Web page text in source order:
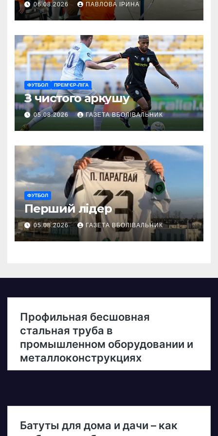
ГАРТ 2026 – як долучитися
ветеранам
06.08.2026 ПАВЛОВА ІРИНА
ФУТБОЛ ПРЕМ’ЄР-ЛІГА
З чистого аркушу
05.08.2026 ГАЗЕТА ВБОЛІВАЛЬНИК
ФУТБОЛ
Перший лідер
05.08.2026 ГАЗЕТА ВБОЛІВАЛЬНИК